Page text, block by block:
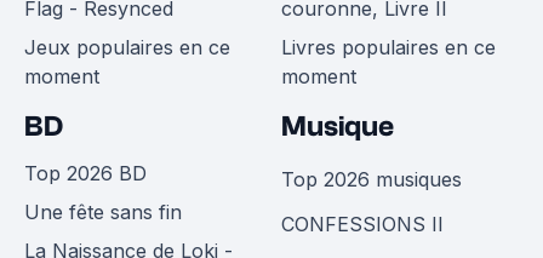
Flag - Resynced
Jeux populaires en ce
moment
couronne, Livre II
Livres populaires en ce
moment
BD
Top 2026 BD
Une fête sans fin
La Naissance de Loki -
Musique
Top 2026 musiques
CONFESSIONS II